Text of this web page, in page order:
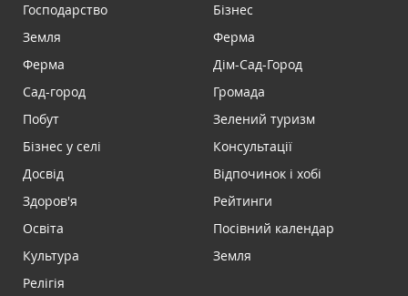
Господарство
Земля
Ферма
Сад-город
Побут
Бізнес у селі
Досвід
Здоров'я
Освіта
Культура
Релігія
Бізнес
Ферма
Дім-Сад-Город
Громада
Зелений туризм
Консультації
Відпочинок і хобі
Рейтинги
Посівний календар
Земля